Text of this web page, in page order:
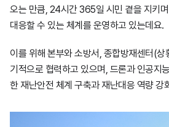
오는 만큼, 24시간 365일 시민 곁을 지키
대응할 수 있는 체계를 운영하고 있는데요.
이를 위해 본부와 소방서, 종합방재센터(
기적으로 협력하고 있으며, 드론과 인공지
한 재난안전 체계 구축과 재난대응 역량 강